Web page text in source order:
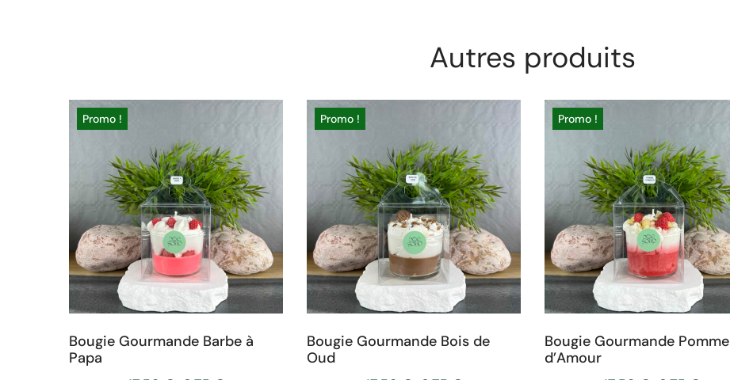
Autres produits
Promo !
Bougie Gourmande Barbe à
Papa
Promo !
Bougie Gourmande Bois de
Oud
Promo !
Bougie Gourmande Pomme
d’Amour